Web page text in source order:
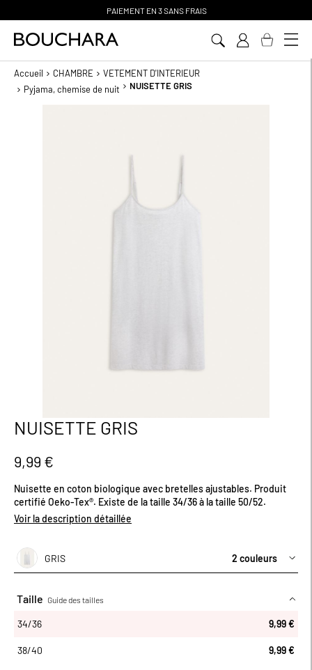
PAIEMENT EN 3 SANS FRAIS
Accueil CHAMBRE
VETEMENT D'INTERIEUR
Pyjama, chemise de nuit
NUISETTE GRIS
Passer
au
de
Galerie
d’images
NUISETTE GRIS
9,99 €
Nuisette en coton biologique avec bretelles ajustables. Produit
certifié Oeko-Tex®. Existe de la taille 34/36 à la taille 50/52.
Voir la description détaillée
GRIS 2 couleurs
Taille Guide des tailles
34/36 9,99 €
38/40 9,99 €